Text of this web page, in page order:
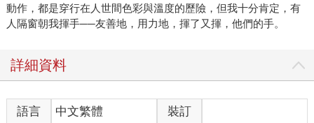
動作，都是穿行在人世間色彩與溫度的歷險，但我十分肯定，有
人隔窗朝我揮手──友善地，用力地，揮了又揮，他們的手。
詳細資料
語言 中文繁體
裝訂